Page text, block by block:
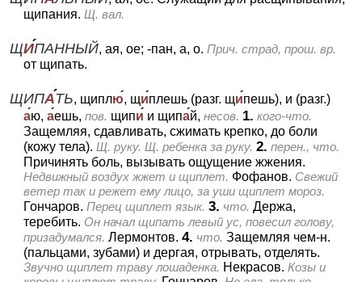
щипания. Щ. вал.
ЩИПАННЫЙ, ая, ое; -пан, а, о. Прич. страд, прош. вр.
от щипать.
ЩИПАТЬ, щиплю, щиплешь (разг. щипешь), и (разг.)
аю, аешь, пов. щипи и щипай, несов. 1. кого-что.
Защемляя, сдавливать, сжимать крепко, до боли
(кожу тела). Щ. руку. Щ. ребенка за руку. 2. перен., что.
Причинять боль, вызывать ощущение жжения.
Недвижный воздух жжет и щиплет. Фофанов. Свежий
ветер так и режет ему лицо, за уши щиплет мороз.
Гончаров. Перец щиплет язык. 3. что. Держа,
теребить. Он начал щипать левый ус, повесил голову,
призадумался. Лермонтов. 4. что. Защемляя чем-н.
(пальцами, зубами) и дергая, отрывать, отделять.
Звучно щиплет траву лошаденка. Некрасов. Козы и